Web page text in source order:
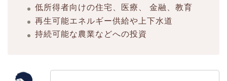
低所得者向けの住宅、医療、 金融、教育
再生可能エネルギー供給や上下水道
持続可能な農業などへの投資